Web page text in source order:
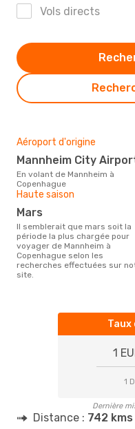
Vols directs
Aéroport d'origine
Mannheim City
En volant de Mannheim à
Copenhague
Haute saison
mars
Il semblerait que mars soit la
période la plus chargée pour
voyager de Mannheim à
Copenhague selon les
recherches effectuées sur
site.
Taux
1
1
Dernière
Distance : 742 kms